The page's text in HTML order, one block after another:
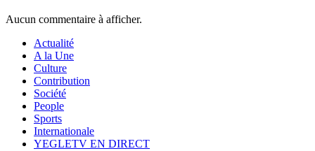
Aucun commentaire à afficher.
Actualité
A la Une
Culture
Contribution
Société
People
Sports
Internationale
YEGLETV EN DIRECT